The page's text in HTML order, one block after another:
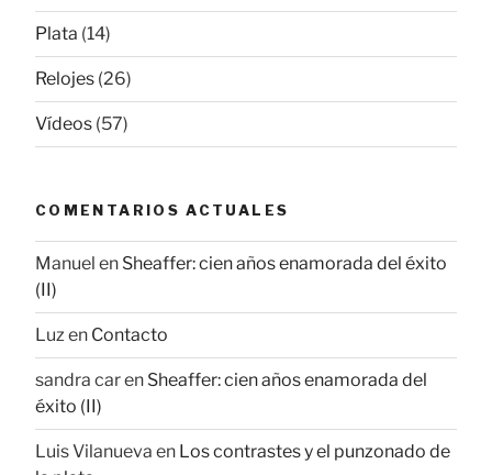
Plata (14)
Relojes (26)
Vídeos (57)
COMENTARIOS ACTUALES
Manuel en Sheaffer: cien años enamorada del éxito
(II)
Luzen Contacto
sandra caren Sheaffer: cien años enamorada del
éxito (II)
Luis Vilanueva en Los contrastes y el punzonado de